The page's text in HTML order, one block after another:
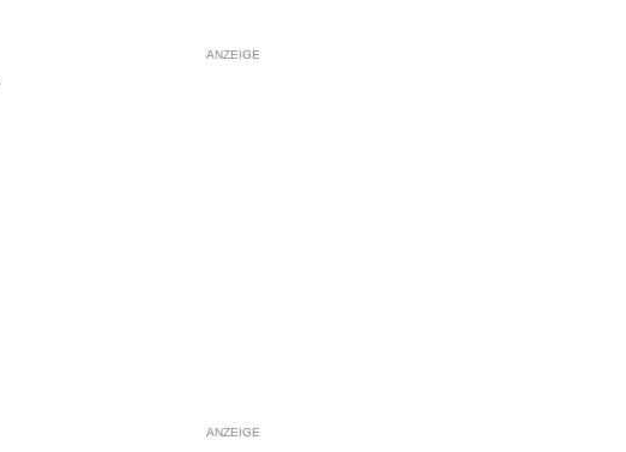
ANZEIGE
ANZEIGE